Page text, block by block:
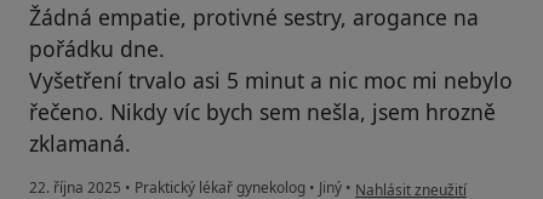
Žádná empatie, protivné sestry, arogance na
pořádku dne.
Vyšetření trvalo asi 5 minut a nic moc mi nebylo
řečeno. Nikdy víc bych sem nešla, jsem hrozně
zklamaná.
22. října 2025 • Praktický lékař gynekolog • Jiný • podle názoru uživatele P.H.
Nahlásit zneužití